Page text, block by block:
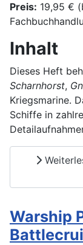
Preis: 19,95 €
Inhalt
Dieses Heft
Scharnhorst,
Kriegsmarine.
Schiffe in
Warship